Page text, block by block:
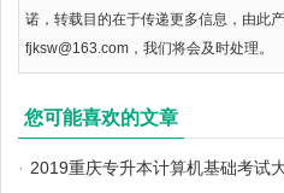
诺，转载目的在于传递更多信息，由此
fjksw@163.com，我们将会及时处理。
您可能喜欢的文章
· 2019重庆专升本计算机基础考试